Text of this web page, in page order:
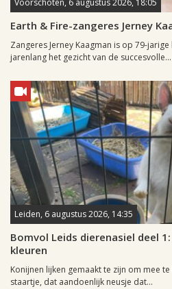
Voorschoten, 6 augustus 2026, 18:05
Earth & Fire-zangeres Jerney
Zangeres Jerney Kaagman is op 79-
jarenlang het gezicht van de succesvolle...
Leiden, 6 augustus 2026, 14:35
Bomvol Leids dierenasiel deel
kleuren
Konijnen lijken gemaakt te zijn om mee
staartje, dat aandoenlijk neusje dat...